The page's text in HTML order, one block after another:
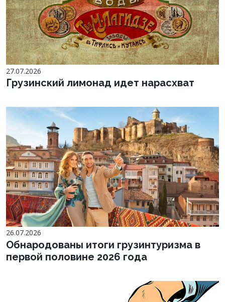
27.07.2026
Грузинский лимонад идет нарасхват
26.07.2026
Обнародованы итоги грузинтуризма в
первой половине 2026 года